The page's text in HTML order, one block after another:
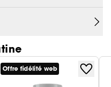
Offre fidélité web